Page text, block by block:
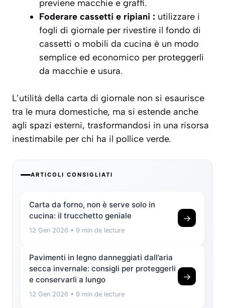
previene macchie e graffi.
Foderare cassetti e ripiani : utilizzare i
fogli di giornale per rivestire il fondo di
cassetti o mobili da cucina è un modo
semplice ed economico per proteggerli
da macchie e usura.
L’utilità della carta di giornale non si esaurisce
tra le mura domestiche, ma si estende anche
agli spazi esterni, trasformandosi in una risorsa
inestimabile per chi ha il pollice verde.
ARTICOLI CONSIGLIATI
Carta da forno, non è serve solo in
cucina: il trucchetto geniale
12 Gen 2026 • 9 min de lecture
→
Pavimenti in legno danneggiati dall’aria
secca invernale: consigli per proteggerli
e conservarli a lungo
12 Gen 2026 • 9 min de lecture
→